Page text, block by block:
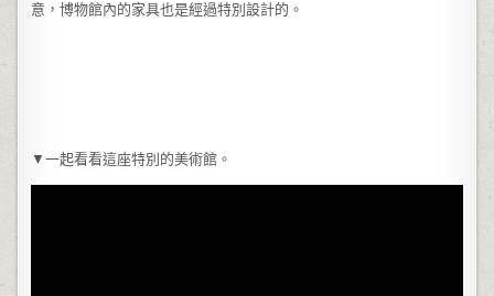
意，博物館內的家具也是經過特別設計的。
▼一起看看這座特別的美術館。